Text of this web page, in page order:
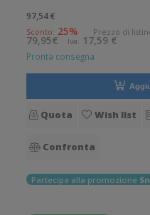
270 etichette per bobina.
permanente. Diametro
mm. Tipo: Supp
97,54 €
Sconto: 25% Prezzo di
79,95€ Iva: 17,59 €
Pronta consegna
Quota Wish list
Confronta
Partecipa alla promozione